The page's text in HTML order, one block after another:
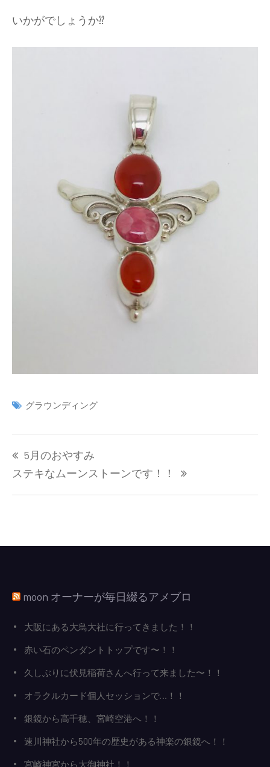
いかがでしょうか⁇
グラウンディング
稿
ナ
5月のおやすみ
ステキなムーンストーンです！！
moon オーナーが毎日綴るアメブロ
大阪にある大鳥大社に行ってきました！！
赤い石のペンダントトップです〜！！
久しぶりに伏見稲荷さんへ行って来ました〜！！
オラクルカード個人セッションで…！！
銀鏡から高千穂、宮崎空港へ！！
速川神社から500年の歴史がある神楽の銀鏡へ！！
宮崎神宮から大御神社！！